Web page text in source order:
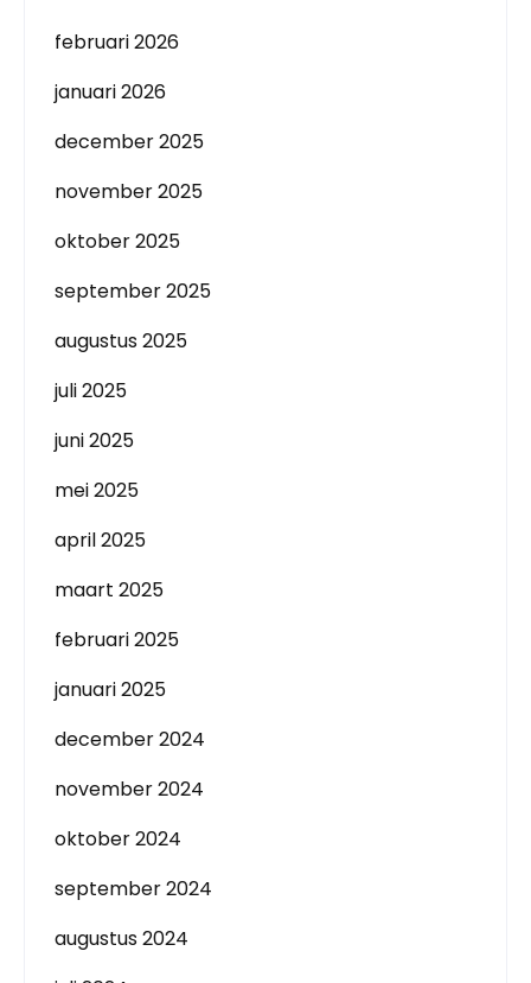
februari 2026
januari 2026
december 2025
november 2025
oktober 2025
september 2025
augustus 2025
juli 2025
juni 2025
mei 2025
april 2025
maart 2025
februari 2025
januari 2025
december 2024
november 2024
oktober 2024
september 2024
augustus 2024